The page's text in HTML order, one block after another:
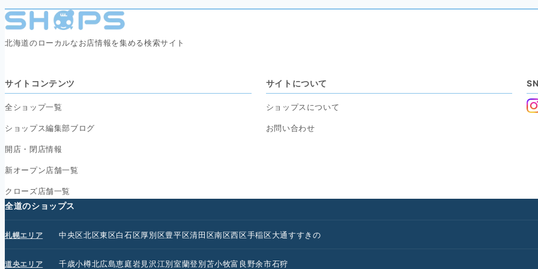
北海道のローカルなお店情報を集める検索サイト
サイトコンテンツ
全ショップ一覧
ショップス編集部ブログ
開店・閉店情報
新オープン店舗一覧
クローズ店舗一覧
サイトについて
ショップスについて
お問い合わせ
全道のショップス
札幌エリア 中央区北区東区白石区厚別区豊平区清田区南区西区手稲区大通すすきの
道央エリア 千歳小樽北広島恵庭岩見沢江別室蘭登別苫小牧富良野余市石狩